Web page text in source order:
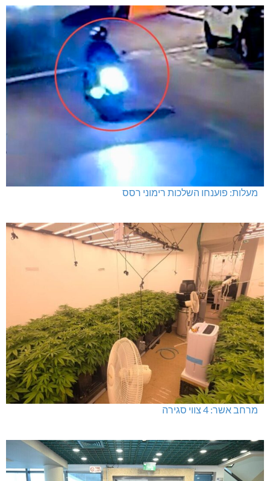
מעלות: פוענחו השלכות רימוני רסס
מרחב אשר: 4 צווי סגירה